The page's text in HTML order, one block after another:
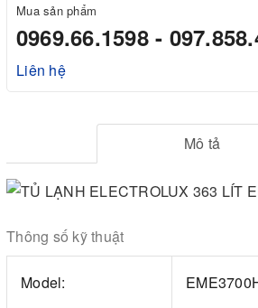
Mua sản phẩm
0969.66.1598 -
Liên hệ
Mô tả
Thông số kỹ thuật
Model: